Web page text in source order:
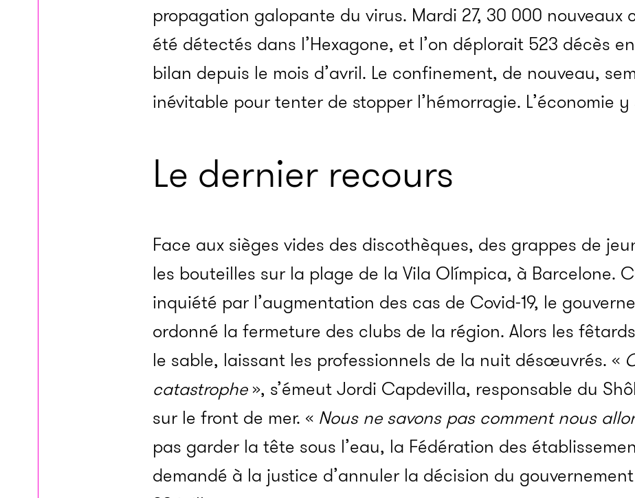
propagation galopante du virus. Mardi 27, 30 000 nouveaux
été détectés dans l’Hexagone, et l’on déplorait 523 décès
bilan depuis le mois d’avril. Le confinement, de nouveau,
inévitable pour tenter de stopper l’hémorragie. L’économie
Le dernier recours
Face aux sièges vides des discothèques, des grappes de
les bouteilles sur la plage de la Vila Olímpica, à Barcelone.
inquiété par l’augmentation des cas de Covid-19, le
ordonné la fermeture des clubs de la région. Alors les
le sable, laissant les professionnels de la nuit désœuvrés. «
catastrophe», s’émeut Jordi Capdevilla, responsable du
sur le front de mer. « Nous ne savons pas comment nous
pas garder la tête sous l’eau, la Fédération des
demandé à la justice d’annuler la décision du